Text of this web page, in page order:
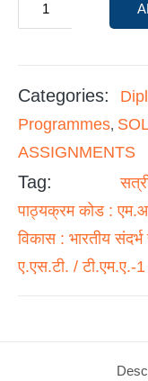
Categories:
Programmes,
ASSIGNMENTS
Tag:
पाठ्यक्रम कोड :
विकास : भारतीय
ए.एस.टी. /